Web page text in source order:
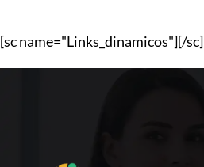
[sc name="Links_dinamicos"][/sc]